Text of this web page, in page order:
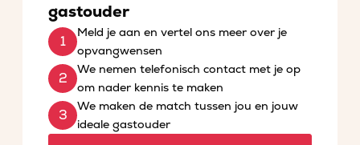
gastouder
Meld je aan en vertel ons meer over je
opvangwensen
We nemen telefonisch contact met je op
om nader kennis te maken
We maken de match tussen jou en jouw
ideale gastouder